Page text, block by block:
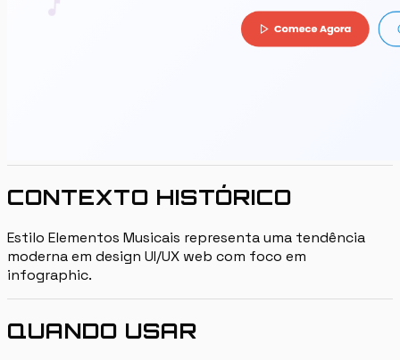
CONTEXTO HISTÓRICO
Estilo Elementos Musicais representa uma tendência
moderna em design UI/UX web com foco em
infographic.
QUANDO USAR